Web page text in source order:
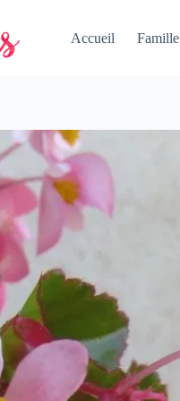
Accueil Famille